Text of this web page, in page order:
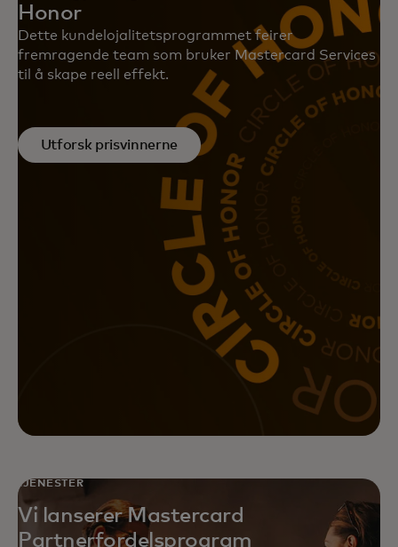
Oppnå større avkastning på
markedsføringsinitiativene dine
komplette
Honor
Dette kundelojalitetsprogrammet feirer
fremragende team som bruker Mastercard Services
til å skape reell effekt.
Utforsk prisvinnerne
TJENESTER
Vi lanserer Mastercard
Partnerfordelsprogram